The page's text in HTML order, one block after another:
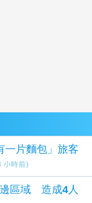
一片麵包」旅客
小時前)
區域 造成4人